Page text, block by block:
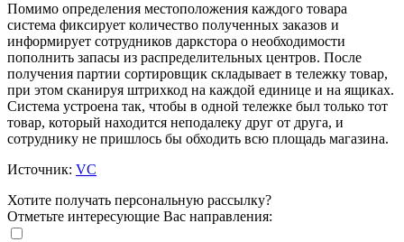
Помимо определения местоположения каждого товара
система фиксирует количество полученных заказов и
информирует сотрудников даркстора о необходимости
пополнить запасы из распределительных центров. После
получения партии сортировщик складывает в тележку товар,
при этом сканируя штрихкод на каждой единице и на ящиках.
Система устроена так, чтобы в одной тележке был только тот
товар, который находится неподалеку друг от друга, и
сотруднику не пришлось бы обходить всю площадь магазина.
Источник: VC
Хотите получать персональную рассылку?
Отметьте интересующие Вас направления: